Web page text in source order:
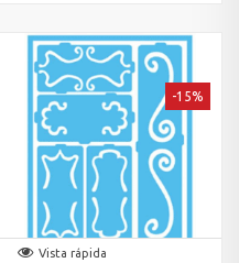
Vista rápida
-15%